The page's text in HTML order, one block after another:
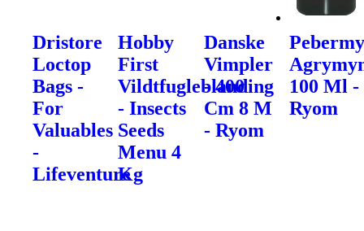
Dristore
Loctop
Bags -
For
Valuables
-
Lifeventure
Hobby
First
Vildtfugleblanding
- Insects
Seeds
Menu 4
Kg
Danske
Vimpler
- 400
Cm 8 M
- Ryom
100 Ml -
Ryom